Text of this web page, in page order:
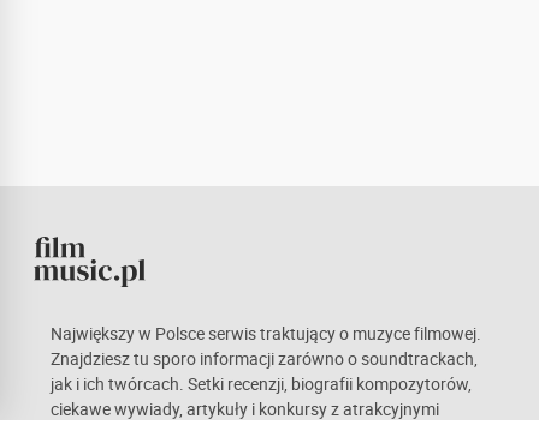
Największy w Polsce serwis traktujący o muzyce filmowej.
Znajdziesz tu sporo informacji zarówno o soundtrackach,
jak i ich twórcach. Setki recenzji, biografii kompozytorów,
ciekawe wywiady, artykuły i konkursy z atrakcyjnymi